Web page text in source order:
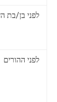
לפני בן/בת
לפני ההורים